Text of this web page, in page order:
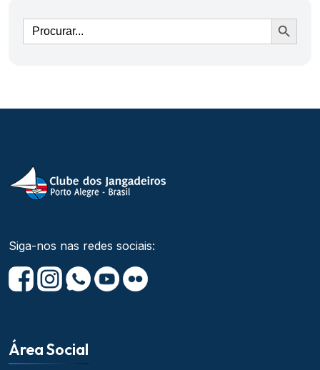
Ir
Siga-nos nas redes sociais:
Área Social